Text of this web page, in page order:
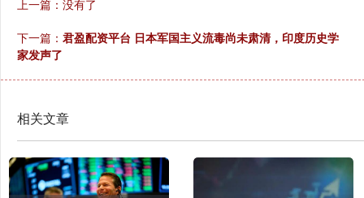
上一篇：没有了
下一篇： 君盈配资平台 日本军国主义流毒尚未肃清，印度历史学
家发声了
相关文章